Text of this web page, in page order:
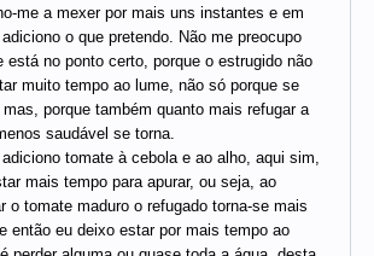
me a mexer por mais uns instantes e em
o que pretendo. Não me preocupo
está no ponto certo, porque o estrugido não
muito tempo ao lume, não só porque se
porque também quanto mais refugar a
saudável se torna.
tomate à cebola e ao alho, aqui sim,
mais tempo para apurar, ou seja, ao
o tomate maduro o refugado torna-se mais
então eu deixo estar por mais tempo ao